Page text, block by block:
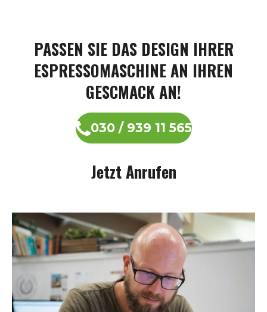
PASSEN SIE DAS DESIGN IHRER
ESPRESSOMASCHINE AN IHREN
GESCMACK AN!
030 / 939 11 565
Jetzt Anrufen